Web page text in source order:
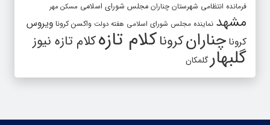
فرمانده انتظامی شهرستان چناران مجلس شورای اسلامی مسکن مهر
مشهد نماینده مجلس شورای اسلامی هفته دولت واکسن کرونا ویروس
کرونا چنارانکروناکلام تازهکلام تازه نیوز
گلبهارگلمکان